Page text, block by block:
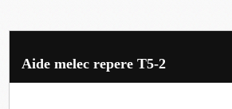
Aide melec repere T5-2